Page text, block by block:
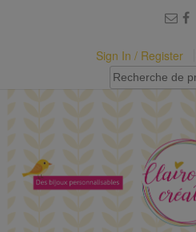
Sign In / Register
Recherche
pour :